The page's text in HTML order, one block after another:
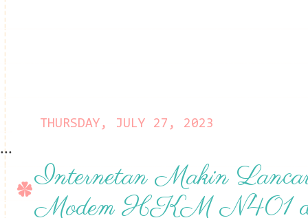
THURSDAY, JULY 27, 2023
...
Internetan Makin
Modem HKM N401